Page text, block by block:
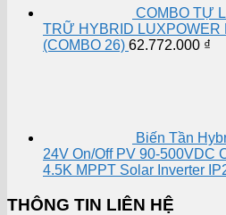
COMBO TỰ
TRỮ HYBRID LUXPOWER
(COMBO 26) 62.772.000 ₫
Biến Tần
24V On/Off PV 90-500VDC
4.5K MPPT Solar Inverter
THÔNG TIN LIÊN HỆ